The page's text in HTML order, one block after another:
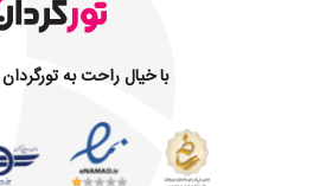
با خیال راحت به تورگردان